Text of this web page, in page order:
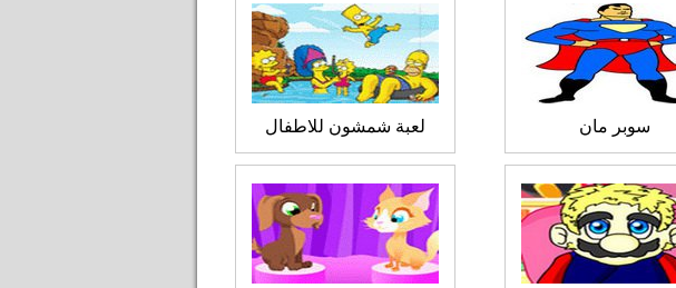
سوبر مان لعبة شمشون للاطفال